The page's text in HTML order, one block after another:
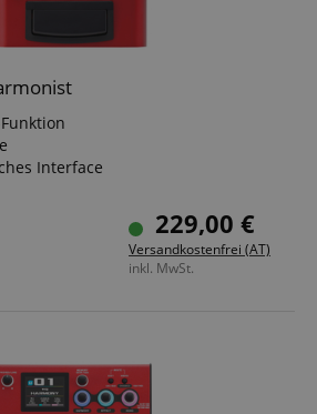
Interface
Delay-Effekte
mit Phantomspeisung für das
229,00 €
Versandkostenfrei (AT)
inkl. MwSt.